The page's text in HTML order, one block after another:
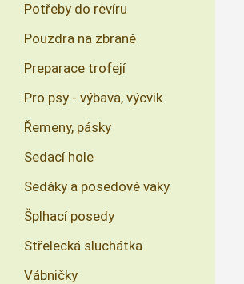
Potřeby do revíru
Pouzdra na zbraně
Preparace trofejí
Pro psy - výbava, výcvik
Řemeny, pásky
Sedací hole
Sedáky a posedové vaky
Šplhací posedy
Střelecká sluchátka
Vábničky